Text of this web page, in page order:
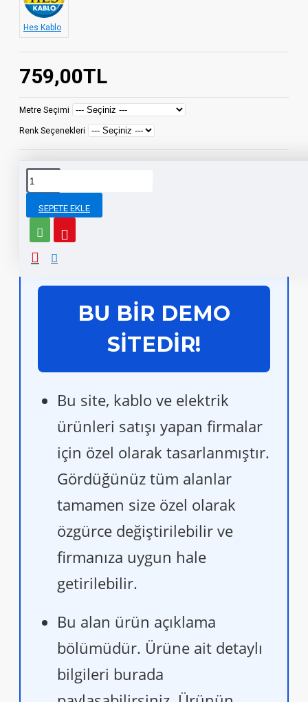
759,00TL
Hes Kablo
Metre Seçimi
Renk Seçenekleri
SEPETE EKLE
Aynı Gün
AÇIKLAMA
BU BİR DEMO
SİTEDİR!
Bu site, kablo ve elektrik
ürünleri satışı yapan firmalar
için özel olarak tasarlanmıştır.
Gördüğünüz tüm alanlar
tamamen size özel olarak
özgürce değiştirilebilir ve
firmanıza uygun hale
getirilebilir.
Bu alan ürün açıklama
bölümüdür. Ürüne ait detaylı
bilgileri burada